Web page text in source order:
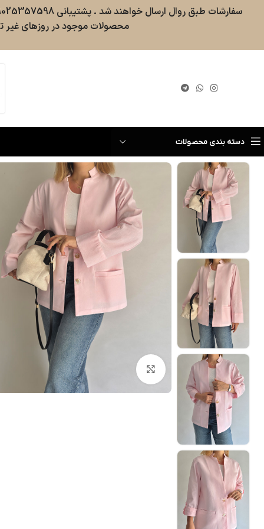
دسته بندی محصولات
بزرگنمایی تصویر
محصولات موجود در روزهای غیر